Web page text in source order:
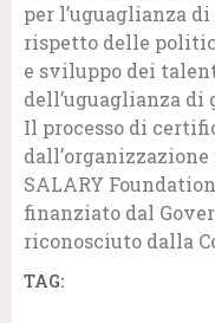
per l’uguaglianza
rispetto delle
e sviluppo dei
dell’uguaglianza di
Il processo di
SALARY
finanziato dal
riconosciuto dalla
TAG: